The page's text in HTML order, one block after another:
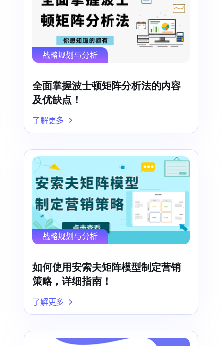
战略规划与分析
全面掌握波士顿矩阵分析法的内容
及优缺点！
了解更多
战略规划与分析
如何使用安索夫矩阵模型制定营销
策略，详细指南！
了解更多